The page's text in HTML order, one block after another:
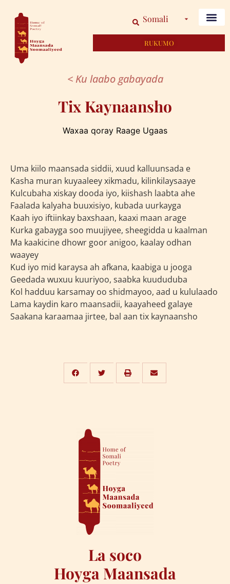
Somali
RUKUMO
< Ku laabo gabayada
Tix Kaynaansho
Waxaa qoray Raage Ugaas
Uma kiilo maansada siddii, xuud kalluunsada e
Kasha muran kuyaaleey xikmadu, kilinkilaysaaye
Kulcubaha xiskay dooda iyo, kiishash laabta ahe
Faalada kalyaha buuxisiyo, kubada uurkayga
Kaah iyo iftiinkay baxshaan, kaaxi maan arage
Kurka gabayga soo muujiyee, sheegidda u kaalman
Ma kaakicine dhowr goor anigoo, kaalay odhan
waayey
Kud iyo mid karaysa ah afkana, kaabiga u jooga
Geedada wuxuu kuuriyoo, saabka kuududuba
Kol hadduu karsamay oo shidmayoo, aad u kululaado
Lama kaydin karo maansadii, kaayaheed galaye
Saakana karaamaa jirtee, bal aan tix kaynaansho
La soco
Hoyga Maansada